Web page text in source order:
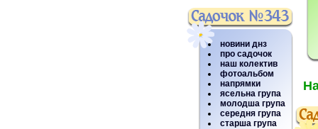
новини днз
про садочок
наш колектив
фотоальбом
напрямки
ясельна група
молодша група
середня група
старша група